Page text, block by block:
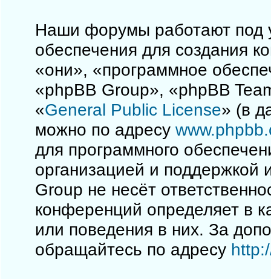
Наши форумы работают под
обеспечения для создания
«они», «программное
«phpBB Group», «phpBB
«General Public License» (в
можно по адресу
для программного
организацией и поддержкой
Group не несёт
конференций определяет в
или поведения в них. За
обращайтесь по адресу